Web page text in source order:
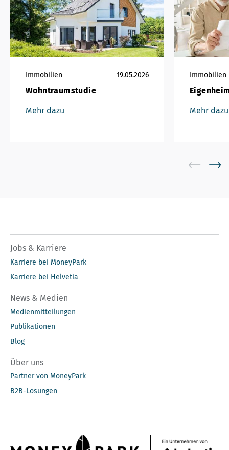
Immobilien 19.05.2026
Wohntraumstudie
Mehr dazu
Immobilien
Mehr dazu
Jobs & Karriere
Karriere bei MoneyPark
Karriere bei Helvetia
News & Medien
Medienmitteilungen
Publikationen
Blog
Über uns
Partner von MoneyPark
B2B-Lösungen